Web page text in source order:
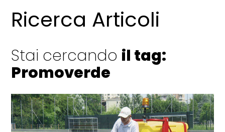
Ricerca Articoli
Stai cercando il tag:
Promoverde